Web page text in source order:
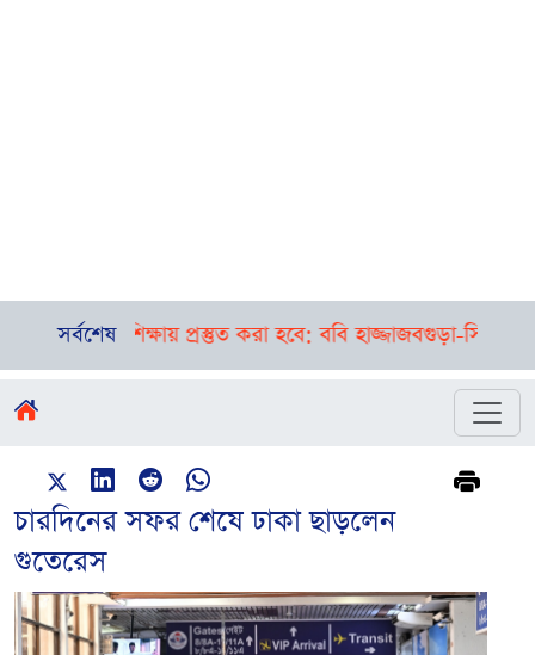
সর্বশেষ
শিক্ষায় প্রস্তুত করা হবে: ববি হাজ্জাজবগুড়া-সিলেটে পৃথক
চারদিনের সফর শেষে ঢাকা ছাড়লেন
গুতেরেস